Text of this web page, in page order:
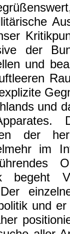
der
und
und
der
im
begeht
und